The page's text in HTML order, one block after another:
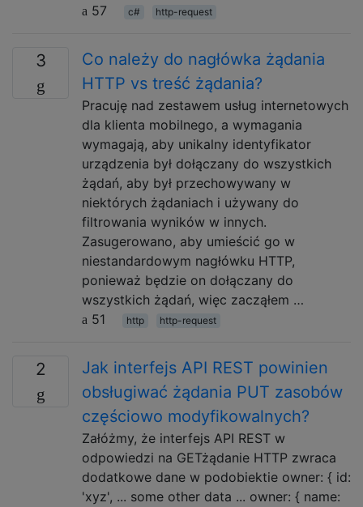
57
c# http-request
3
Co należy do nagłówka żądania
HTTP vs treść żądania?
Pracuję nad zestawem usług internetowych
dla klienta mobilnego, a wymagania
wymagają, aby unikalny identyfikator
urządzenia był dołączany do wszystkich
żądań, aby był przechowywany w
niektórych żądaniach i używany do
filtrowania wyników w innych.
Zasugerowano, aby umieścić go w
niestandardowym nagłówku HTTP,
ponieważ będzie on dołączany do
wszystkich żądań, więc zacząłem …
51
http http-request
2
Jak interfejs API REST powinien
obsługiwać żądania PUT zasobów
częściowo modyfikowalnych?
Załóżmy, że interfejs API REST w
odpowiedzi na GETżądanie HTTP zwraca
dodatkowe dane w podobiektie owner: { id:
'xyz', ... some other data ... owner: { name: